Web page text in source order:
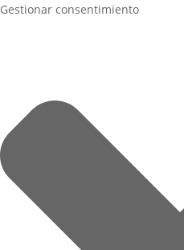
Gestionar consentimiento